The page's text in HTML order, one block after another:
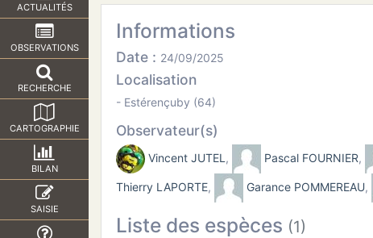
ACTUALITÉS
OBSERVATIONS
RECHERCHE
CARTOGRAPHIE
BILAN
SAISIE
Informations
Date : 24/09/2025
Localisation
- Estérençuby (64)
Observateur(s)
Vincent JUTEL Pascal FOURNIER
Thierry LAPORTE, Garance POMMEREAU,
Liste des espèces (1)